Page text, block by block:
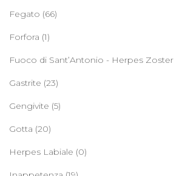
Fegato (66)
Forfora (1)
Fuoco di Sant’Antonio - Herpes Zoster
Gastrite (23)
Gengivite (5)
Gotta (20)
Herpes Labiale (0)